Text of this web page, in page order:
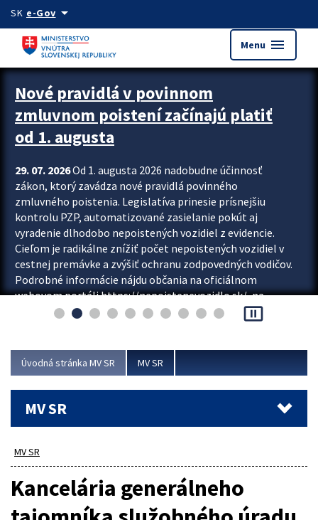
Preskocit na hlavný obsah
SK e-Govarrow_drop_down
Menu menu
Zastavit automatický posun upútavok
Nové pravidlá v povinnom
zmluvnom poistení začínajú platiť
od 1. augusta
29. 07. 2026Od 1. augusta 2026 nadobudne účinnosť
zákon, ktorý zavádza nové pravidlá povinného
zmluvného poistenia. Legislatíva prinesie prísnejšiu
kontrolu PZP, automatizované zasielanie pokút aj
vyradenie dlhodobo nepoistených vozidiel z evidencie.
Cieľom je radikálne znížiť počet nepoistených vozidiel v
cestnej premávke a zvýšiť ochranu zodpovedných vodičov.
Podrobné informácie nájdu občania na oficiálnom
webovom portáli https://nepoistenevozidlo.sk/, na
ktorom od augusta pribudne aj možnosť overiť si...
pause_presentation
Úvodná stránka MV SR MV SR
MV SR
MV SR
Kancelária generálneho